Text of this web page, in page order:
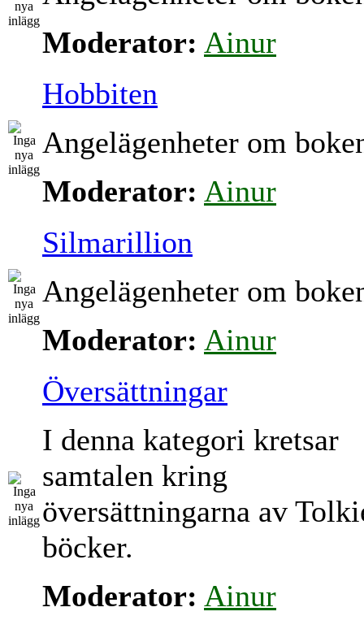
Moderator: Ainur
Hobbiten
Angelägenheter om
Moderator: Ainur
Silmarillion
Angelägenheter om
Moderator: Ainur
Översättningar
I denna kategori kretsar
samtalen kring
översättningarna av
böcker.
Moderator: Ainur